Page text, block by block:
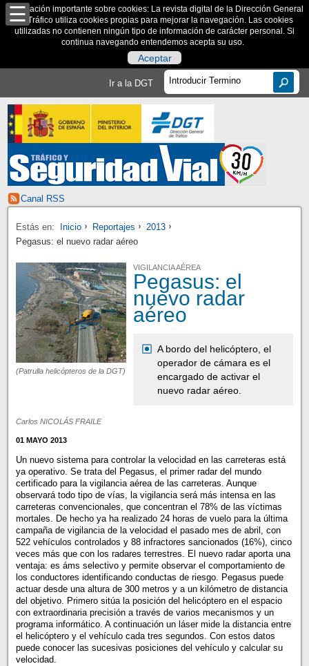
Información importante sobre cookies: La revista digital de la Dirección General
de Tráfico utiliza cookies propias para mejorar la navegación. Las cookies
utilizadas no contienen ningún tipo de información de carácter personal. Si
continua navegando entendemos acepta su uso.
Aceptar
Ir a la DGT
Canal RSS
Estás en: Inicio Reportajes
2013
Pegasus: el nuevo radar aéreo
(Patrulla helicópteros de la DGT)
VIGILANCIA AÉREA
Pegasus: el
nuevo radar
aéreo
A bordo del helicóptero, el
operador de cámara es el
encargado de activar el
nuevo radar aéreo.
Carlos NICOLÁS FRAILE
01 MAYO 2013
Un nuevo sistema para controlar la velocidad en las carreteras está
ya operativo. Se trata del Pegasus, el primer radar del mundo
certificado para la vigilancia aérea de las carreteras. Aunque
observará todo tipo de vías, la vigilancia será más intensa en las
carreteras convencionales, que concentran el 78% de las víctimas
mortales. De hecho ya ha realizado 24 horas de vuelo para la última
campaña de vigilancia de la velocidad el pasado mes de abril, con
522 vehículos controlados y 88 infractores sancionados (16%), cinco
veces más que con los radares terrestres. El nuevo radar aporta una
ventaja: es áms selectivo y permite observar el comportamiento de
los conductores identificando conductas de riesgo. Pegasus puede
actuar desde una altura de 300 metros y a un kilómetro de distancia
del objetivo. Primero sitúa la posición del helicóptero en el espacio
con extraordinaria precisión a través de varios mecanismos y un
programa informático. A continuación un láser mide la distancia entre
el helicóptero y el vehículo cada tres segundos. Con estos datos
puede conocer las sucesivas posiciones del vehículo y calcular su
velocidad.